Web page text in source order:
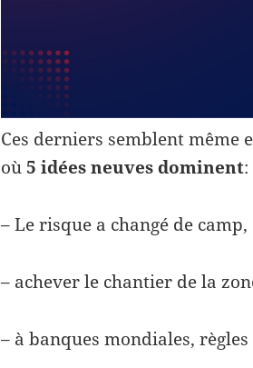
Ces derniers semblent même
où5 idées neuves dominent:
– Le risque a changé de
– achever le chantier de la
– à banques mondiales,